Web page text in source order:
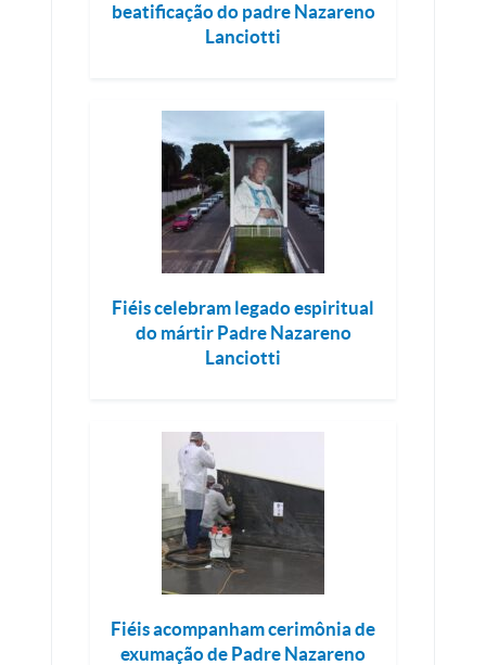
beatificação do padre Nazareno
Lanciotti
Fiéis celebram legado espiritual
do mártir Padre Nazareno
Lanciotti
Fiéis acompanham cerimônia de
exumação de Padre Nazareno